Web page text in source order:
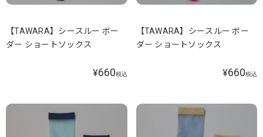
【TAWARA】シースルー ボー
ダー ショートソックス
¥660税込
【TAWARA】シースルー ボー
ダー ショートソックス
¥660税込